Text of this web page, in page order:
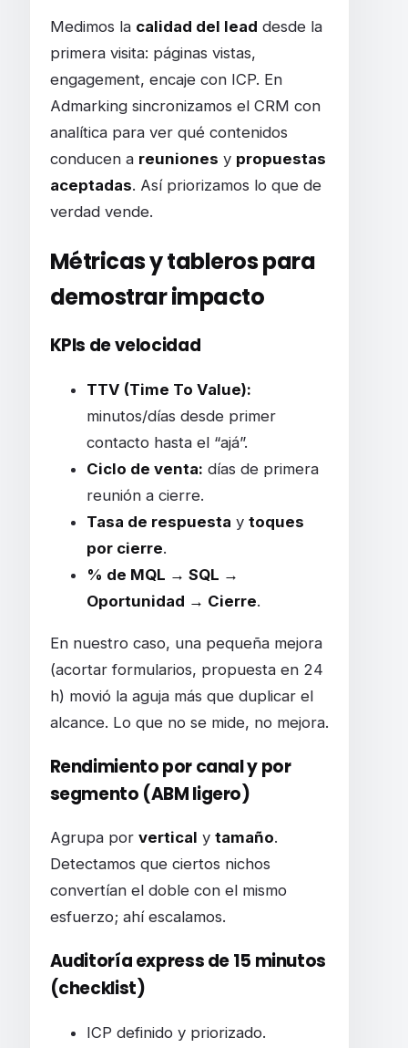
Medimos la calidad del lead desde la
primera visita: páginas vistas,
engagement, encaje con ICP. En
Admarking sincronizamos el CRM con
analítica para ver qué contenidos
conducen a reuniones y propuestas
aceptadas. Así priorizamos lo que de
verdad vende.
Métricas y tableros para
demostrar impacto
KPIs de velocidad
TTV (Time To Value):
minutos/días desde primer
contacto hasta el “ajá”.
Ciclo de venta: días de primera
reunión a cierre.
Tasa de respuesta y toques
por cierre.
% de MQL → SQL →
Oportunidad → Cierre.
En nuestro caso, una pequeña mejora
(acortar formularios, propuesta en 24
h) movió la aguja más que duplicar el
alcance. Lo que no se mide, no mejora.
Rendimiento por canal y por
segmento (ABM ligero)
Agrupa por vertical y tamaño.
Detectamos que ciertos nichos
convertían el doble con el mismo
esfuerzo; ahí escalamos.
Auditoría express de 15 minutos
(checklist)
ICP definido y priorizado.